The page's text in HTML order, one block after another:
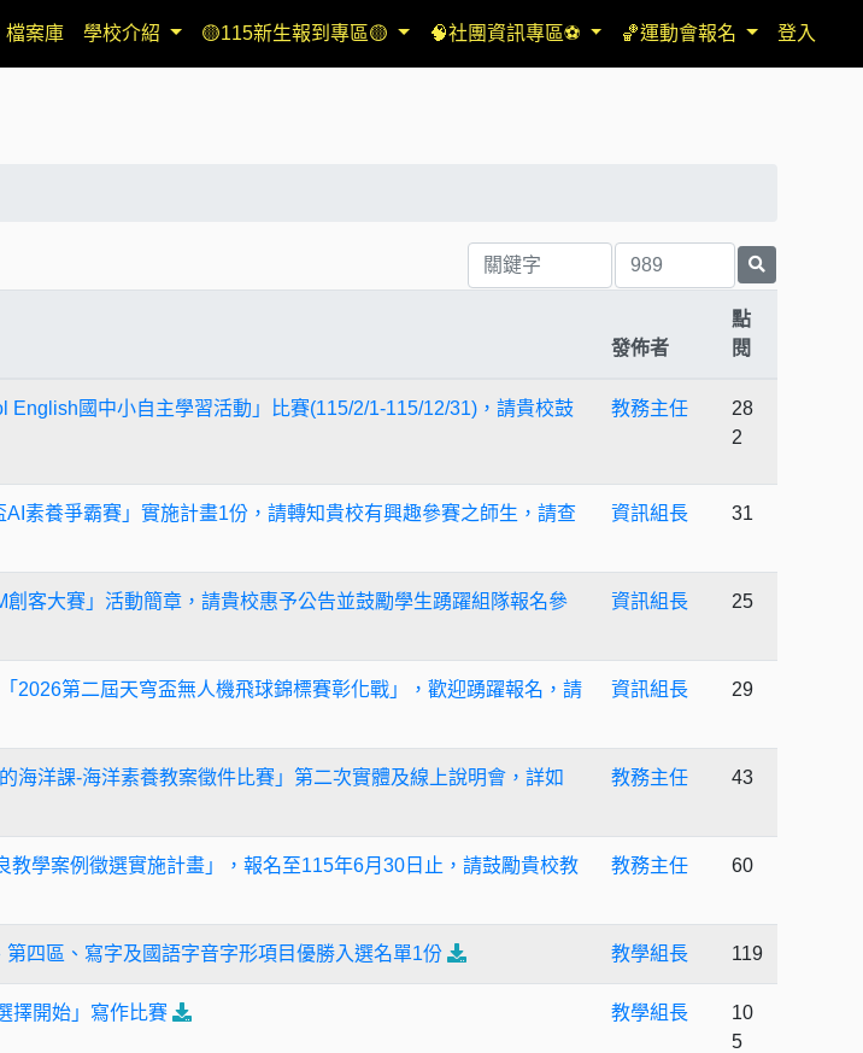
檔案庫 學校介紹 🟡115新生報到專區🟡 🧠社團資訊專區⚽ 🏀運動會報名 登入
發佈者
點
閱
English國中小自主學習活動」比賽(115/2/1-115/12/31)，請貴校鼓 教務主任
28
2
素養爭霸賽」實施計畫1份，請轉知貴校有興趣參賽之師生，請查
資訊組長 31
客大賽」活動簡章，請貴校惠予公告並鼓勵學生踴躍組隊報名參
資訊組長 25
2026第二屆天穹盃無人機飛球錦標賽彰化戰」，歡迎踴躍報名，請
資訊組長 29
海洋課-海洋素養教案徵件比賽」第二次實體及線上說明會，詳如
教務主任 43
教學案例徵選實施計畫」，報名至115年6月30日止，請鼓勵貴校教
教務主任 60
四區、寫字及國語字音字形項目優勝入選名單1份 教學組長 119
擇開始」寫作比賽 教學組長
10
5